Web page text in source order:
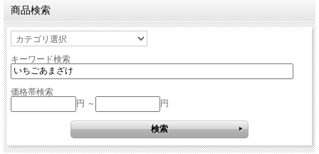
商品検索
キーワード検索
価格帯検索
円 ～
円